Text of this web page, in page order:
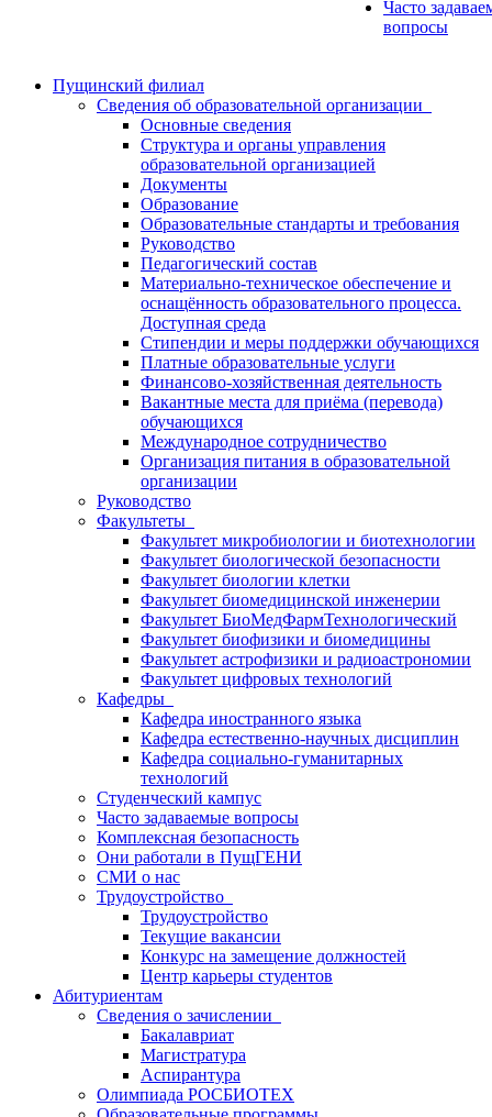
Часто
вопросы
Пущинский филиал
Сведения об образовательной организации
Основные сведения
Структура и органы управления
образовательной организацией
Документы
Образование
Образовательные стандарты и требования
Руководство
Педагогический состав
Материально-техническое обеспечение и
оснащённость образовательного процесса.
Доступная среда
Стипендии и меры поддержки обучающихся
Платные образовательные услуги
Финансово-хозяйственная деятельность
Вакантные места для приёма (перевода)
обучающихся
Международное сотрудничество
Организация питания в образовательной
организации
Руководство
Факультеты
Факультет микробиологии и биотехнологии
Факультет биологической безопасности
Факультет биологии клетки
Факультет биомедицинской инженерии
Факультет БиоМедФармТехнологический
Факультет биофизики и биомедицины
Факультет астрофизики и радиоастрономии
Факультет цифровых технологий
Кафедры
Кафедра иностранного языка
Кафедра естественно-научных дисциплин
Кафедра социально-гуманитарных
технологий
Студенческий кампус
Часто задаваемые вопросы
Комплексная безопасность
Они работали в ПущГЕНИ
СМИ о нас
Трудоустройство
Трудоустройство
Текущие вакансии
Конкурс на замещение должностей
Центр карьеры студентов
Абитуриентам
Сведения о зачислении
Бакалавриат
Магистратура
Аспирантура
Олимпиада РОСБИОТЕХ